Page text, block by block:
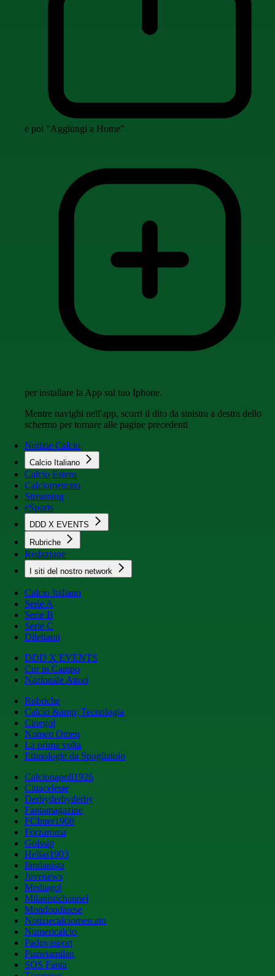
e poi "Aggiungi a Home"
per installare la App sul tuo Iphone.
Mentre navighi nell'app, scorri il dito da sinistra a destra dello
schermo per tornare alle pagine precedenti
Notizie Calcio
Calcio Italiano
Calcio Estero
Calciomercato
Streaming
eSports
DDD X EVENTS
Rubriche
Redazione
I siti del nostro network
Calcio Italiano
Serie A
Serie B
Serie C
Dilettanti
DDD X EVENTS
Cur in Campo
Nazionale Attori
Rubriche
Calcio &amp; Tecnologia
Cinegol
Nomen Omen
La prima volta
Etimologie da Spogliatoio
Calcionapoli1926
Cittaceleste
Derbyderbyderby
Fantamagazine
FCInter1908
Forzaroma
Golssip
Hellas1903
Ilmilanista
Juvenews
Mediagol
Milanistichannel
Mondoudinese
Notiziecalciomercato
Numericalcio
Padovasport
Pianetamilan
SOS Fanta